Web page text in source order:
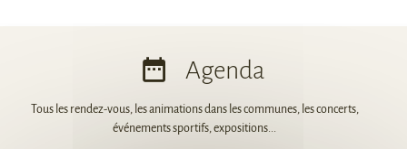
Agenda
Tous les rendez-vous, les animations dans les communes, les concerts,
événements sportifs, expositions...